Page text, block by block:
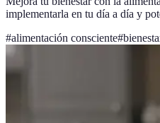
implementarla en tu día a día y
#alimentación consciente#